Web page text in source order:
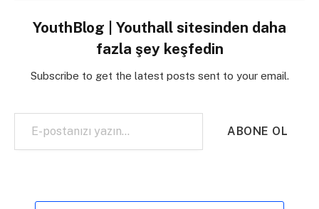
YouthBlog | Youthall sitesinden daha
fazla şey keşfedin
Subscribe to get the latest posts sent to your email.
E-postanızı yazın…
ABONE OL